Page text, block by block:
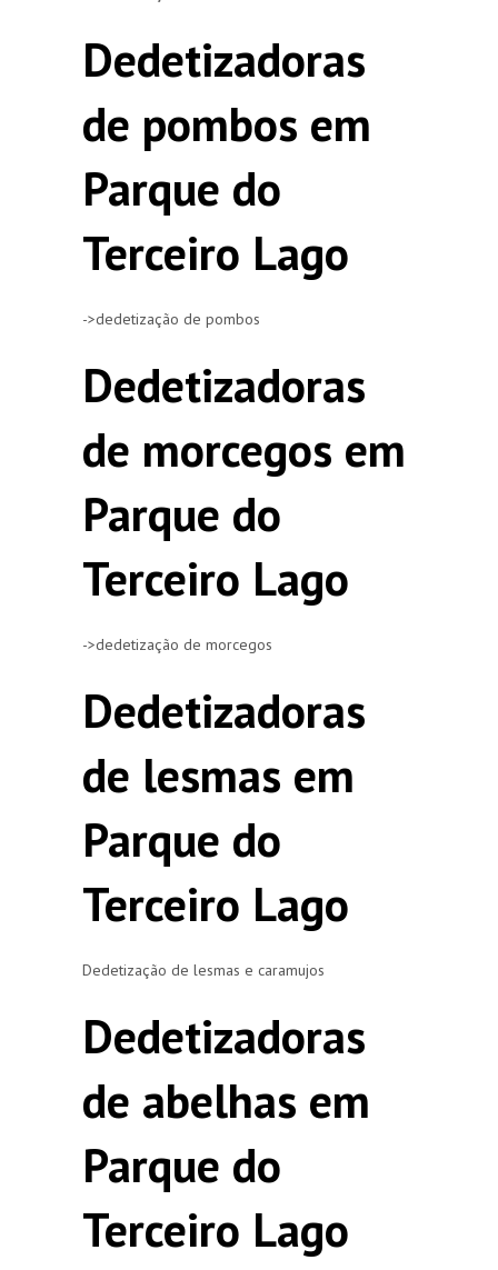
Dedetizadoras
de pombos em
Parque do
Terceiro Lago
->dedetização de pombos
Dedetizadoras
de morcegos em
Parque do
Terceiro Lago
->dedetização de morcegos
Dedetizadoras
de lesmas em
Parque do
Terceiro Lago
Dedetização de lesmas e caramujos
Dedetizadoras
de abelhas em
Parque do
Terceiro Lago